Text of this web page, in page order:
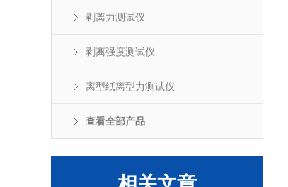
剥离力测试仪
剥离强度测试仪
离型纸离型力测试仪
查看全部产品